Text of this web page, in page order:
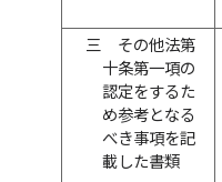
三
その他法第
十条第一項の
認定をするた
め参考となる
べき事項を記
載した書類